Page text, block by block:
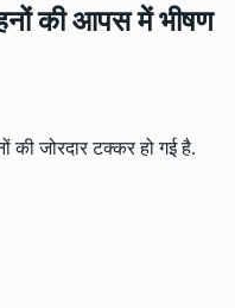
की आपस में भीषण
की जोरदार टक्कर हो गई है.